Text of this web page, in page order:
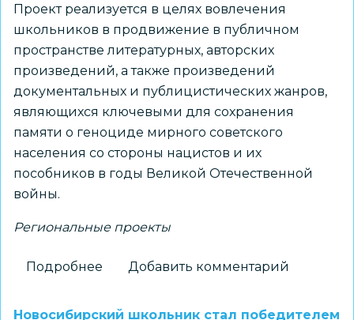
Проект реализуется в целях вовлечения
школьников в продвижение в публичном
пространстве литературных, авторских
произведений, а также произведений
документальных и публицистических жанров,
являющихся ключевыми для сохранения
памяти о геноциде мирного советского
населения со стороны нацистов и их
пособников в годы Великой Отечественной
войны.
Региональные проекты
Подробнее
школьники
Добавить комментарий
Новосибирский школьник стал победителем